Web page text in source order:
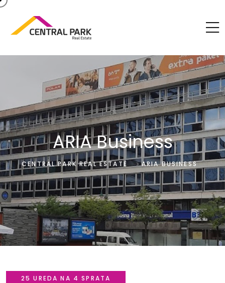
ARIA Business
CENTRAL PARK REAL ESTATE >ARIA BUSINESS
25 UREDA NA 4 SPRATA